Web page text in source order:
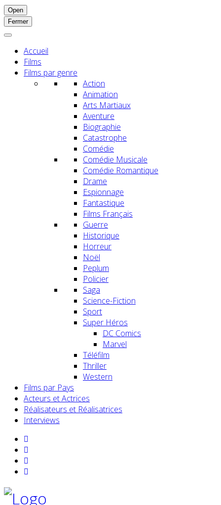
Open
Fermer
Accueil
Films
Films par genre
Action
Animation
Arts Martiaux
Aventure
Biographie
Catastrophe
Comédie
Comédie Musicale
Comédie Romantique
Drame
Espionnage
Fantastique
Films Français
Guerre
Historique
Horreur
Noël
Peplum
Policier
Saga
Science-Fiction
Sport
Super Héros
DC Comics
Marvel
Téléfilm
Thriller
Western
Films par Pays
Acteurs et Actrices
Réalisateurs et Réalisatrices
Interviews